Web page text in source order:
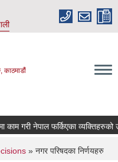
काठमाडौं
काम गरी नेपाल फर्किएका
» नगर परिषदका निर्णयहरु